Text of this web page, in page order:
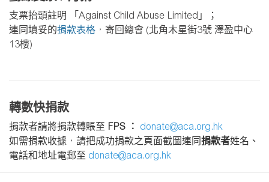
支票抬頭註明 「 Against Child Abuse Limited 」；
連同填妥的捐款表格 ，寄回總會 (北角木星街3號 澤盈中心
13樓)
轉數快捐款
捐款者請將捐款轉賬至 FPS ︰
donate@aca.org.hk
如需捐款收據，請把成功捐款之頁面截圖連同捐款者姓名、
電話和地址電郵至 donate@aca.org.hk